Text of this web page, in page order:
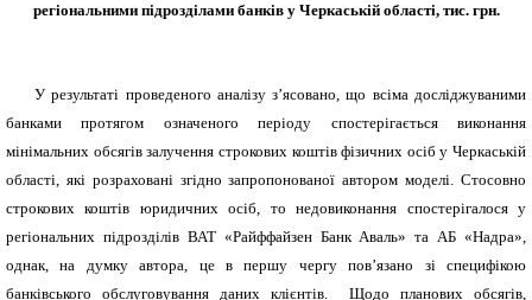
регіональними підрозділами банків у Черкаській області, тис. грн.
У результаті проведеного аналізу з’ясовано, що всіма досліджуваними
банками протягом означеного періоду спостерігається виконання
мінімальних обсягів залучення строкових коштів фізичних осіб у Черкаській
області, які розраховані згідно запропонованої автором моделі. Стосовно
строкових коштів юридичних осіб, то недовиконання спостерігалося у
регіональних підрозділів ВАТ «Райффайзен Банк Аваль» та АБ «Надра»,
однак, на думку автора, це в першу чергу пов’язано зі специфікою
банківського обслуговування даних клієнтів. Щодо планових обсягів,